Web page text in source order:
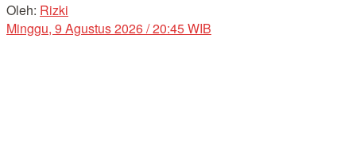
Oleh: Rizki
Minggu, 9 Agustus 2026 / 20:45 WIB